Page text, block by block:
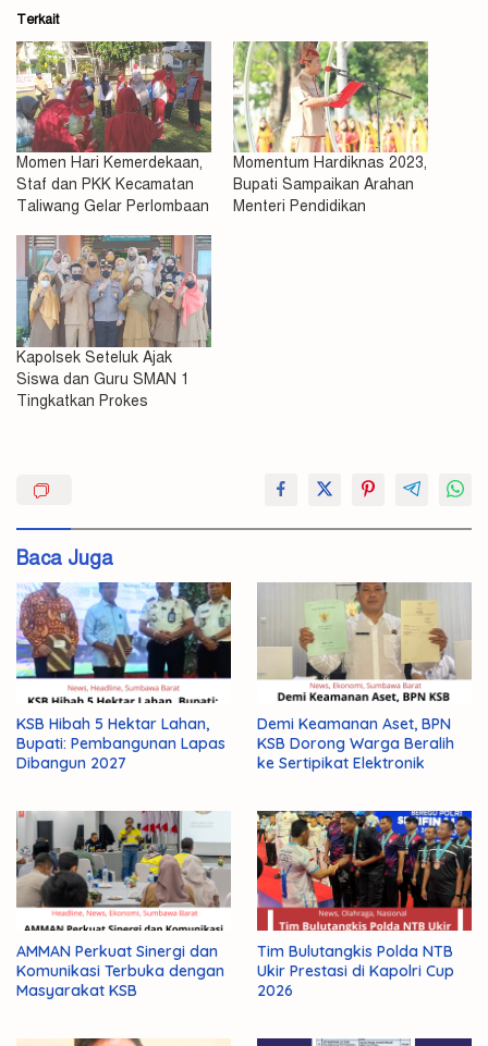
Terkait
Momen Hari Kemerdekaan,
Staf dan PKK Kecamatan
Taliwang Gelar Perlombaan
Momentum Hardiknas 2023,
Bupati Sampaikan Arahan
Menteri Pendidikan
Kapolsek Seteluk Ajak
Siswa dan Guru SMAN 1
Tingkatkan Prokes
KSB
Nikmatnya
Baca Juga
KSB Hibah 5 Hektar Lahan,
Bupati: Pembangunan Lapas
Dibangun 2027
Demi Keamanan Aset, BPN
KSB Dorong Warga Beralih
ke Sertipikat Elektronik
AMMAN Perkuat Sinergi dan
Komunikasi Terbuka dengan
Masyarakat KSB
Tim Bulutangkis Polda NTB
Ukir Prestasi di Kapolri Cup
2026